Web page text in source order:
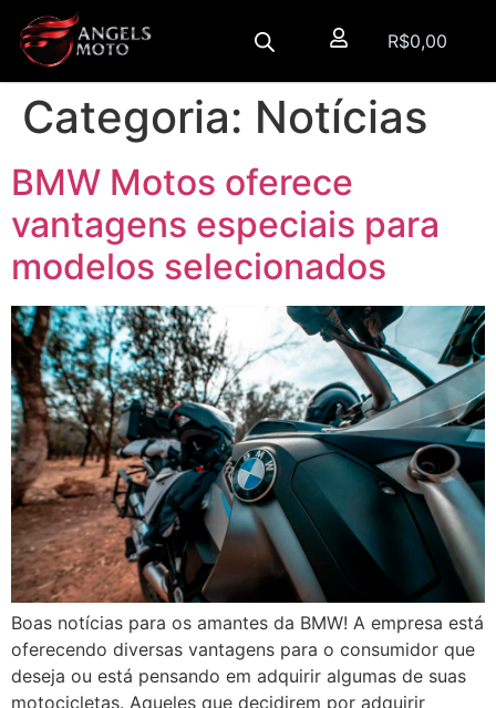
R$0,00
Categoria: Notícias
BMW Motos oferece
vantagens especiais para
modelos selecionados
Boas notícias para os amantes da BMW! A empresa está
oferecendo diversas vantagens para o consumidor que
deseja ou está pensando em adquirir algumas de suas
motocicletas. Aqueles que decidirem por adquirir